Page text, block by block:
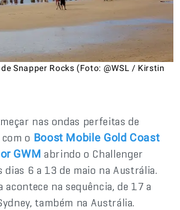
Snapper Rocks (Foto: @WSL / Kirstin
nas ondas perfeitas de
o Boost Mobile Gold Coast
GWM abrindo o Challenger
dias 6 a 13 de maio na Austrália.
acontece na sequência, de 17 a
também na Austrália.